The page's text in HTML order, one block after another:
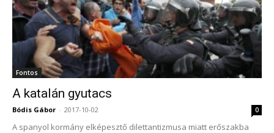
Fontos
A katalán gyutacs
Bódis Gábor - 2017-10-02 0
A spanyol kormány elképesztő dilettantizmusa miatt erőszakba